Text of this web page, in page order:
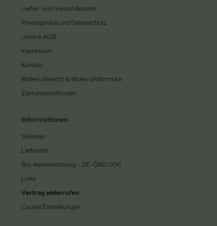
Liefer- und Versandkosten
Privatsphäre und Datenschutz
Unsere AGB
Impressum
Kontakt
Widerrufsrecht & Widerrufsformular
Zahlungsmethoden
Informationen
Sitemap
Lieferzeit
Bio-Kennzeichnung - DE-ÖKO 006
Links
Vertrag widerrufen
Cookie Einstellungen